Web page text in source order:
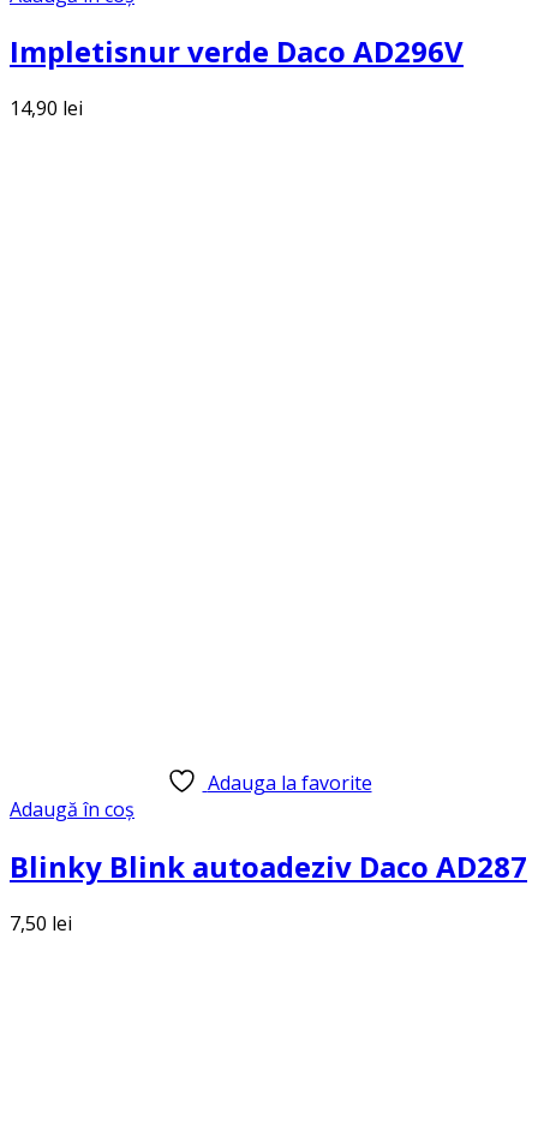
Impletisnur verde Daco AD296V
14,90 lei
Adauga la favorite
Adaugă în coș
Blinky Blink autoadeziv Daco AD287
7,50 lei